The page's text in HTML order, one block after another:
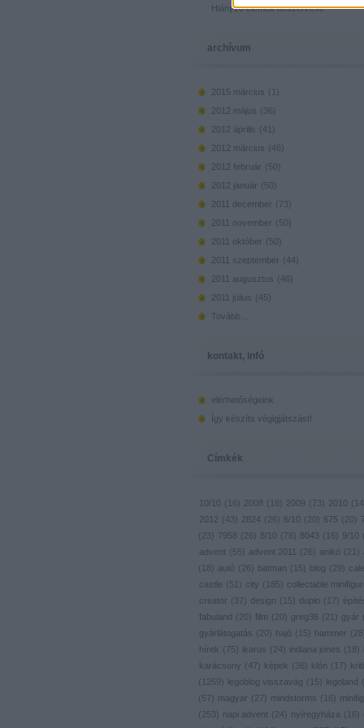
Hiányzó elemek beszerzése
archívum
2015 március (
)
2012 május ( 36 )
2012 április ( 41
)
2012 március ( 46 )
2012 február ( 50)
2012 január ( 50)
2011 december ( 73)
2011 november ( 50)
2011 október ( 50)
2011 szeptember ( 44)
2011 augusztus ( 46 )
2011 július ( 45)
Tovább
kontakt, infó
elérhetőségeink
Így készíts végigjátszást!
Címkék
10/10 ( 16 ) 2008 ( 18 ) 2009 ( 73) 2010 (
2012 ( 43) 2824 ( 26 ) 6/10 ( 20) 675 ( 20)
( 23) 7958 ( 26 ) 8/10 ( 78 ) 8043 ( 16 ) 9/10 (
advent ( 55) advent 2011 ( 26 ) anikó ( 21 )
(
18 ) autó ( 26 ) batman ( 15) blog ( 29)
castle ( 51 ) city ( 185) collectable
creator ( 37) design ( 15) duplo ( 17)
fabuland ( 20) film ( 20) greg36 ( 21 ) gyár (
gyárlátogatás ( 20) hajó ( 15) hammer ( 28
hírek ( 75) ikarus ( 24) indiana jones ( 18 )
karácsony ( 47) képek ( 36 ) klón ( 17)
(
1259) legoblog visszavág ( 15) legoland (
( 57) magyar ( 27) mindstorms ( 16 ) minifig
( 253) napi advent ( 24) nyíregyháza ( 16 )